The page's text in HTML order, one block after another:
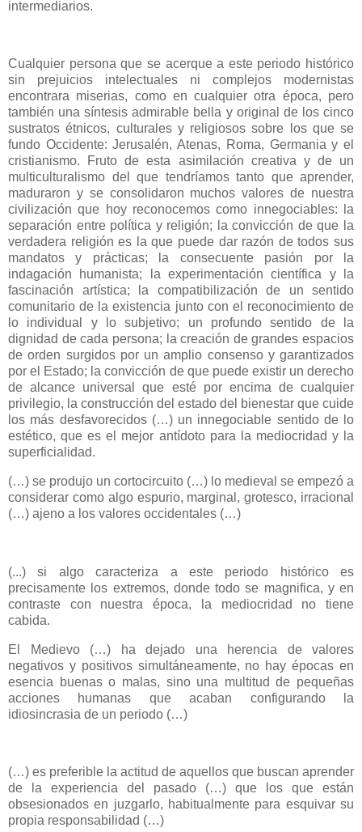
intermediarios.
Cualquier persona que se acerque a este periodo histórico
sin prejuicios intelectuales ni complejos modernistas
encontrara miserias, como en cualquier otra época, pero
también una síntesis admirable bella y original de los cinco
sustratos étnicos, culturales y religiosos sobre los que se
fundo Occidente: Jerusalén, Atenas, Roma, Germania y el
cristianismo. Fruto de esta asimilación creativa y de un
multiculturalismo del que tendríamos tanto que aprender,
maduraron y se consolidaron muchos valores de nuestra
civilización que hoy reconocemos como innegociables: la
separación entre política y religión; la convicción de que la
verdadera religión es la que puede dar razón de todos sus
mandatos y prácticas; la consecuente pasión por la
indagación humanista; la experimentación científica y la
fascinación artística; la compatibilización de un sentido
comunitario de la existencia junto con el reconocimiento de
lo individual y lo subjetivo; un profundo sentido de la
dignidad de cada persona; la creación de grandes espacios
de orden surgidos por un amplio consenso y garantizados
por el Estado; la convicción de que puede existir un derecho
de alcance universal que esté por encima de cualquier
privilegio, la construcción del estado del bienestar que cuide
los más desfavorecidos (…) un innegociable sentido de lo
estético, que es el mejor antídoto para la mediocridad y la
superficialidad.
(…) se produjo un cortocircuito (…) lo medieval se empezó a
considerar como algo espurio, marginal, grotesco, irracional
(…) ajeno a los valores occidentales (…)
(...) si algo caracteriza a este periodo histórico es
precisamente los extremos, donde todo se magnifica, y en
contraste con nuestra época, la mediocridad no tiene
cabida.
El Medievo (…) ha dejado una herencia de valores
negativos y positivos simultáneamente, no hay épocas en
esencia buenas o malas, sino una multitud de pequeñas
acciones humanas que acaban configurando la
idiosincrasia de un periodo (…)
(…) es preferible la actitud de aquellos que buscan aprender
de la experiencia del pasado (…) que los que están
obsesionados en juzgarlo, habitualmente para esquivar su
propia responsabilidad (…)